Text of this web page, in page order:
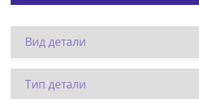
Вид детали
Тип детали